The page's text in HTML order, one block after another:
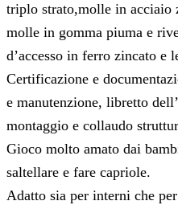
triplo strato,molle in acciaio
molle in gomma piuma e
d’accesso in ferro zincato e
Certificazione e
e manutenzione, libretto
montaggio e collaudo
Gioco molto amato dai
saltellare e fare capriole.
Adatto sia per interni che